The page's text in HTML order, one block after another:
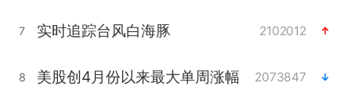
7 实时追踪台风白海豚 2102012
8 美股创4月份以来最大单周涨幅 2073847